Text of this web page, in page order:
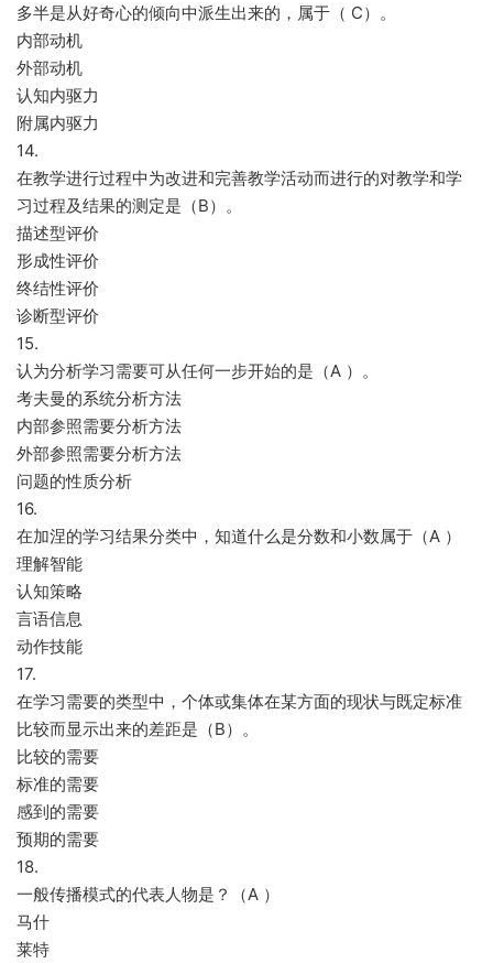
多半是从好奇心的倾向中派生出来的，属于（ C）。
内部动机
外部动机
认知内驱力
附属内驱力
14.
在教学进行过程中为改进和完善教学活动而进行的对教学和学
习过程及结果的测定是（B）。
描述型评价
形成性评价
终结性评价
诊断型评价
15.
认为分析学习需要可从任何一步开始的是（A ）。
考夫曼的系统分析方法
内部参照需要分析方法
外部参照需要分析方法
问题的性质分析
16.
在加涅的学习结果分类中，知道什么是分数和小数属于（A ）
理解智能
认知策略
言语信息
动作技能
17.
在学习需要的类型中，个体或集体在某方面的现状与既定标准
比较而显示出来的差距是（B）。
比较的需要
标准的需要
感到的需要
预期的需要
18.
一般传播模式的代表人物是？（A ）
马什
莱特